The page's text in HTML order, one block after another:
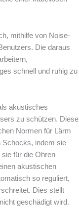
mithilfe von Noise-
Die daraus
schnell und ruhig zu
akustisches
zu schützen. Diese
Normen für Lärm
Schocks, indem sie
für die Ohren
akustischen
so reguliert,
Dies stellt
geschädigt wird.